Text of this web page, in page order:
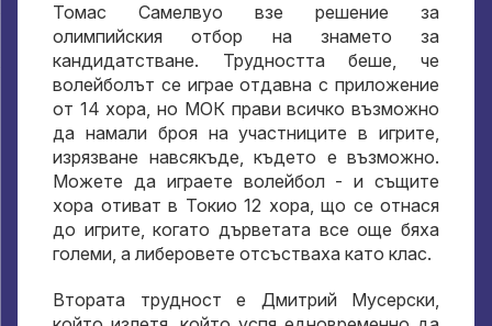
Томас Самелвуо взе решение за
олимпийския отбор на знамето за
кандидатстване. Трудността беше, че
волейболът се играе отдавна с приложение
от 14 хора, но МОК прави всичко възможно
да намали броя на участниците в игрите,
изрязване навсякъде, където е възможно.
Можете да играете волейбол - и същите
хора отиват в Токио 12 хора, що се отнася
до игрите, когато дърветата все още бяха
големи, а либеровете отсъстваха като клас.
Втората трудност е Дмитрий Мусерски,